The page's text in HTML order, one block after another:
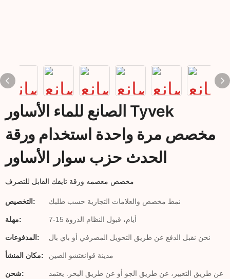
الصانع للماء الأساور Tyvek
مخصص مرة واحدة استخدام ورقة
الحدث حزب سوار الأساور
التخصيص: نمط مخصص والعلامات التجارية حسب طلبك
مهلة: 7-15 أيام، قبول النظام الذروة
المدفوعات: نحن نقبل الدفع عن طريق التحويل المصرفي أو باي بال
مكان المنشأ: مدينة قوانغتشو الصين
شحن:
عن طريق التعبير، عن طريق الجو أو عن طريق البحر. يعتمد